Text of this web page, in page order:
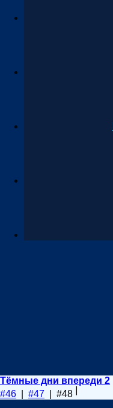
Тёмные дни впереди 2
#46
#47 | #48